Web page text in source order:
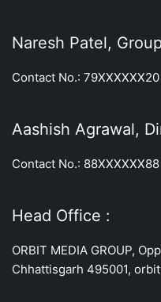
Naresh Patel,
Contact No.: 79XXXXXX20
Aashish Agrawal,
Contact No.: 88XXXXXX88
Head Office :
ORBIT MEDIA GROUP,
Chhattisgarh 495001,